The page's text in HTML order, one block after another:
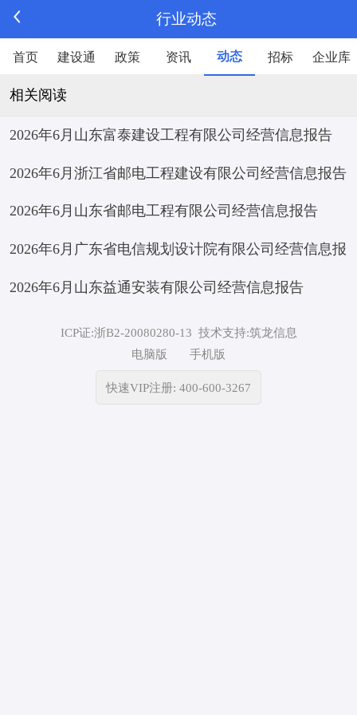
行业动态
首页 建设通 政策 资讯 动态 招标 企业库
相关阅读
2026年6月山东富泰建设工程有限公司经营信息报告
2026年6月浙江省邮电工程建设有限公司经营信息报告
2026年6月山东省邮电工程有限公司经营信息报告
2026年6月广东省电信规划设计院有限公司经营信息报
告
2026年6月山东益通安装有限公司经营信息报告
ICP证:浙B2-20080280-13 技术支持:筑龙信息
电脑版
手机版
快速VIP注册: 400-600-3267